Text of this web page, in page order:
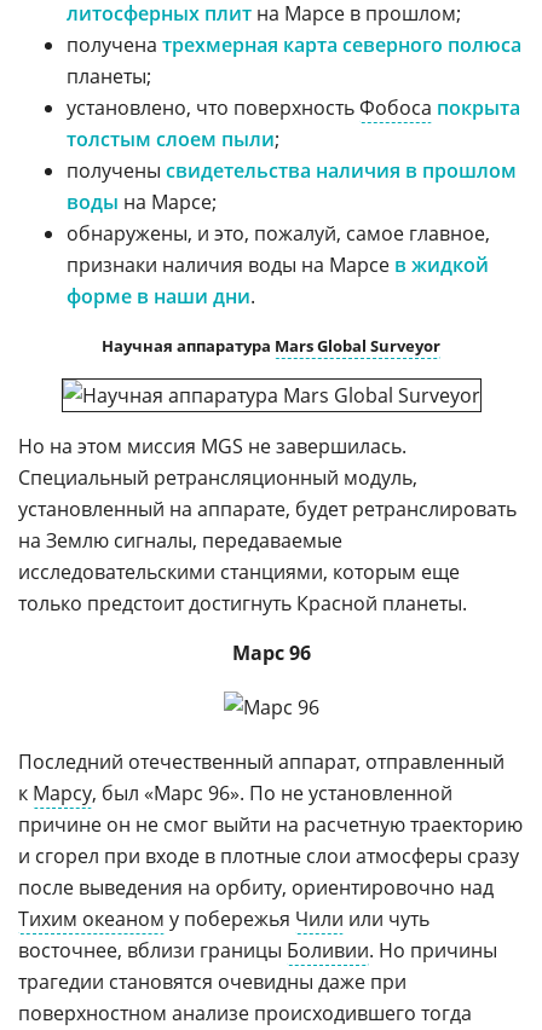
литосферных плит на Марсе в прошлом;
получена трехмерная карта северного полюса
планеты;
установлено, что поверхностьФобоса покрыта
толстым слоем пыли;
получены свидетельства наличия в прошлом
воды на Марсе;
обнаружены, и это, пожалуй, самое главное,
признаки наличия воды на Марсе в жидкой
форме в наши дни.
Научная аппаратура Mars Global Surveyor
Но на этом миссия MGS не завершилась.
Специальный ретрансляционный модуль,
установленный на аппарате, будет ретранслировать
на Землю сигналы, передаваемые
исследовательскими станциями, которым еще
только предстоит достигнуть Красной планеты.
Марс 96
Последний отечественный аппарат, отправленный
к Марсу, был «Марс 96». По не установленной
причине он не смог выйти на расчетную траекторию
и сгорел при входе в плотные слои атмосферы сразу
после выведения на орбиту, ориентировочно над
Тихим океаном у побережья Чили или чуть
восточнее, вблизи границы Боливии. Но причины
трагедии становятся очевидны даже при
поверхностном анализе происходившего тогда